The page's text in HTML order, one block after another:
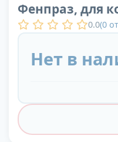
Фенпраз, для
0.0(0
Нет в